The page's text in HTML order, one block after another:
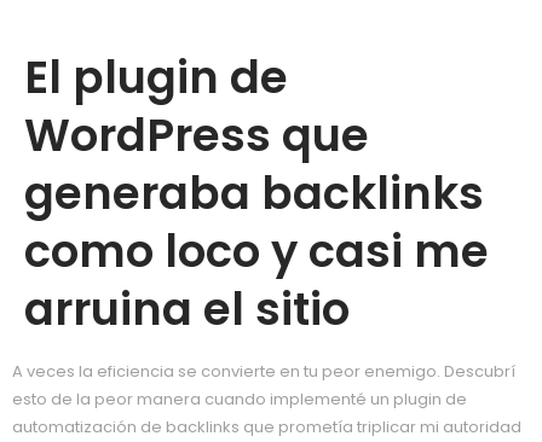
El plugin de
WordPress que
generaba backlinks
como loco y casi me
arruina el sitio
A veces la eficiencia se convierte en tu peor enemigo. Descubrí
esto de la peor manera cuando implementé un plugin de
automatización de backlinks que prometía triplicar mi autoridad